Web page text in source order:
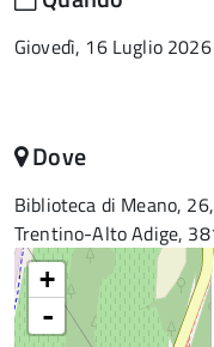
Giovedì, 16 Luglio
Dove
Biblioteca di Meano,
Trentino-Alto Adige,
+
-